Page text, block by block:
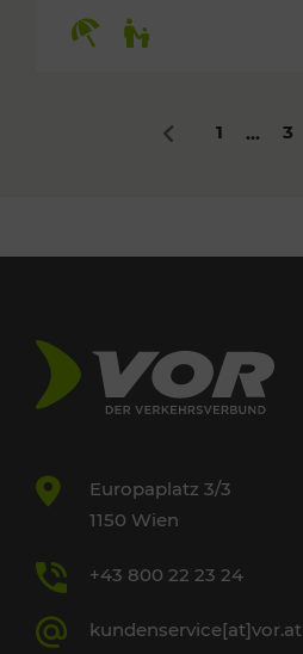
Zurück
1 ... 3
Europaplatz 3/3
1150 Wien
+43 800 22 23 24
kundenservice[at]vor.at